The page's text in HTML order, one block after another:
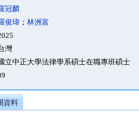
冠麟
俊瑋 ； 林洲富
灣
立中正大學法律學系碩士在職專班碩士
資料